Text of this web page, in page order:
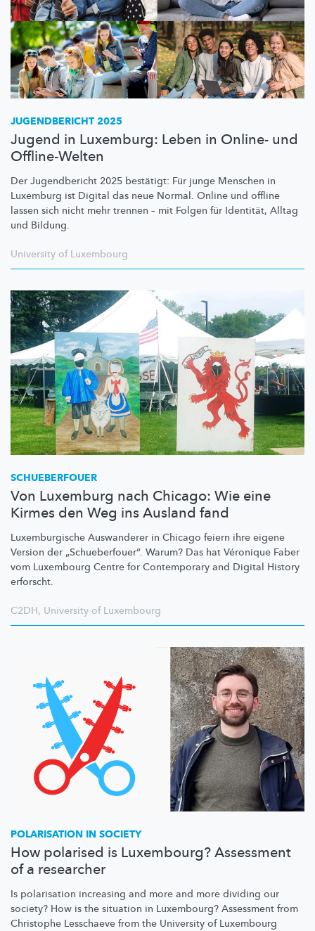
JUGENDBERICHT 2025
Jugend in Luxemburg: Leben in Online- und
Offline-Welten
Der Jugendbericht 2025 bestätigt: Für junge Menschen in
Luxemburg ist Digital das neue Normal. Online und offline
lassen sich nicht mehr trennen – mit Folgen für Identität, Alltag
und Bildung.
University of Luxembourg
SCHUEBERFOUER
Von Luxemburg nach Chicago: Wie eine
Kirmes den Weg ins Ausland fand
Luxemburgische Auswanderer in Chicago feiern ihre eigene
Version der „Schueberfouer“. Warum? Das hat Véronique Faber
vom Luxembourg Centre for Contemporary and Digital History
erforscht.
C2DH, University of Luxembourg
POLARISATION IN SOCIETY
How polarised is Luxembourg? Assessment
of a researcher
Is polarisation increasing and more and more dividing our
society? How is the situation in Luxembourg? Assessment from
Christophe Lesschaeve from the University of Luxembourg